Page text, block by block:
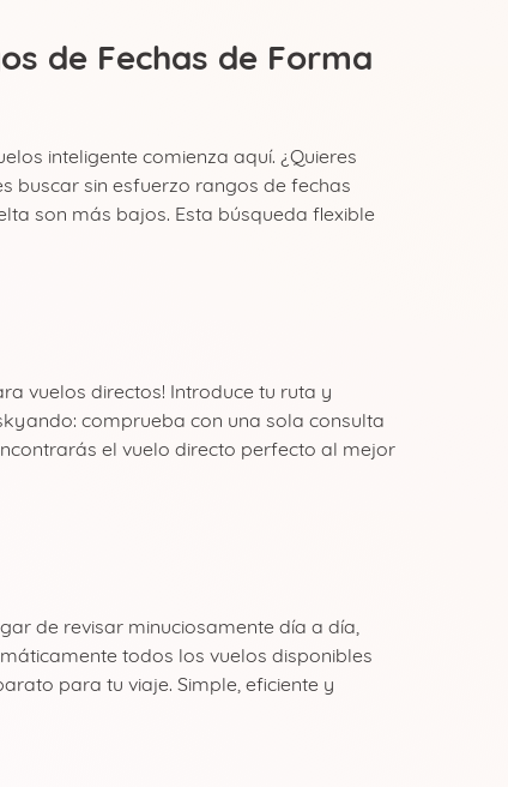
de Fechas de Forma
inteligente comienza aquí. ¿Quieres
buscar sin esfuerzo rangos de fechas
son más bajos. Esta búsqueda flexible
vuelos directos! Introduce tu ruta y
comprueba con una sola consulta
el vuelo directo perfecto al mejor
de revisar minuciosamente día a día,
todos los vuelos disponibles
para tu viaje. Simple, eficiente y